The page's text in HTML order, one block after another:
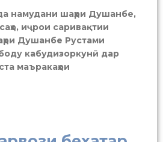
намудани шаҳри Душанбе,
иҷрои саривақтии
Душанбе Рустами
кабудизоркунӣ дар
маъракаҳои